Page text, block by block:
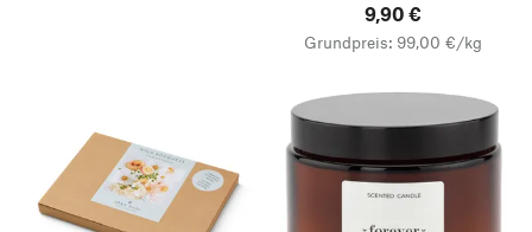
9,90 €
Grundpreis: 99,00 €/kg